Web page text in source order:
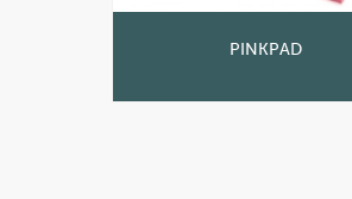
PINKPAD